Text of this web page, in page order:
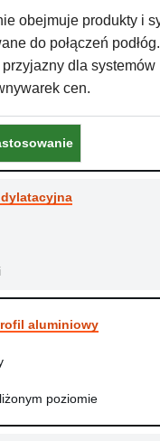
obejmuje produkty i
do połączeń
dla systemów
cen.
aluminiowy
poziomie